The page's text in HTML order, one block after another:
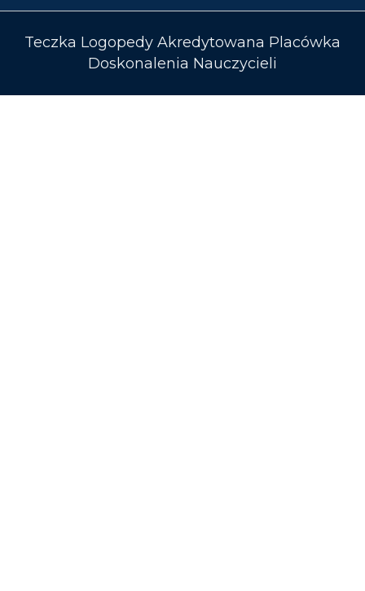
Teczka Logopedy Akredytowana Placówka
Doskonalenia Nauczycieli